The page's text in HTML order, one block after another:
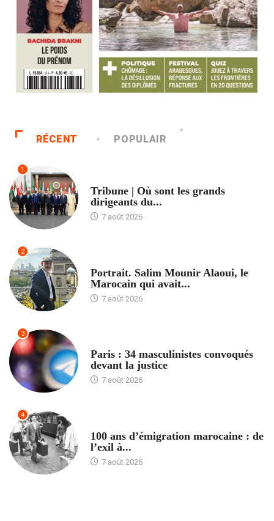
RÉCENT POPULAIR
1
Tribune | Où sont les grands
dirigeants du...
7 août 2026
2
Portrait. Salim Mounir Alaoui, le
Marocain qui avait...
7 août 2026
3
Paris : 34 masculinistes convoqués
devant la justice
7 août 2026
4
100 ans d’émigration marocaine : de
l’exil à...
7 août 2026